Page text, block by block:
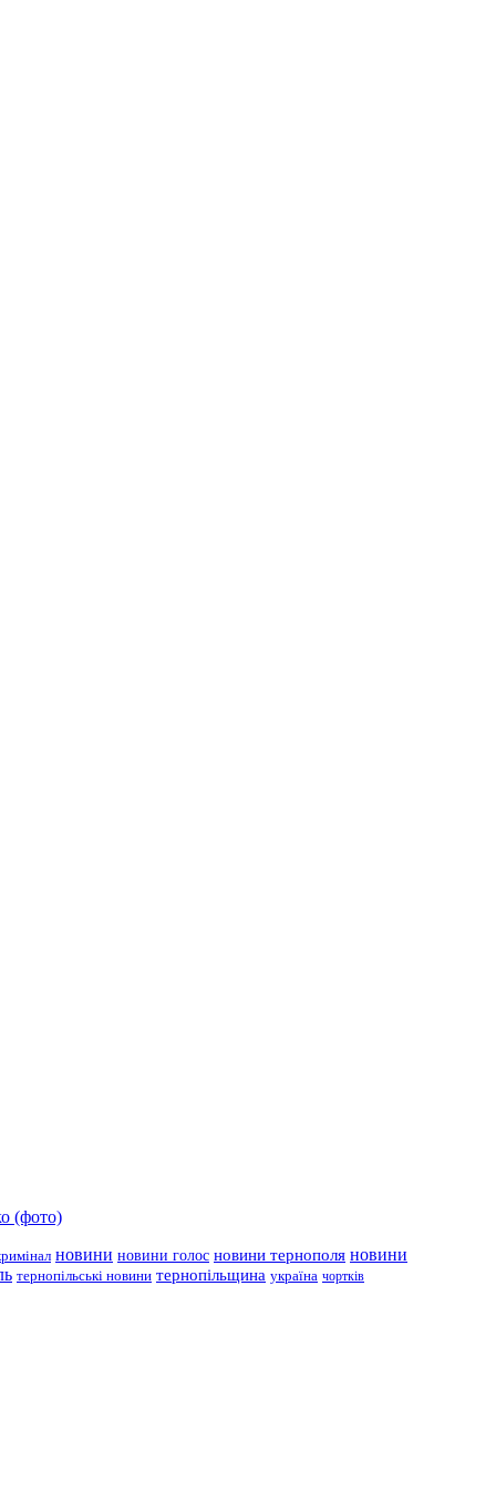
(фото)
новини новини голос новини тернополя новини
тернопільські новини тернопільщина україна чортків